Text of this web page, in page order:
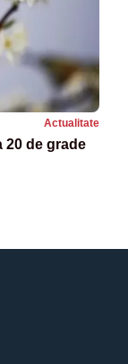
Actualitate
20 de grade